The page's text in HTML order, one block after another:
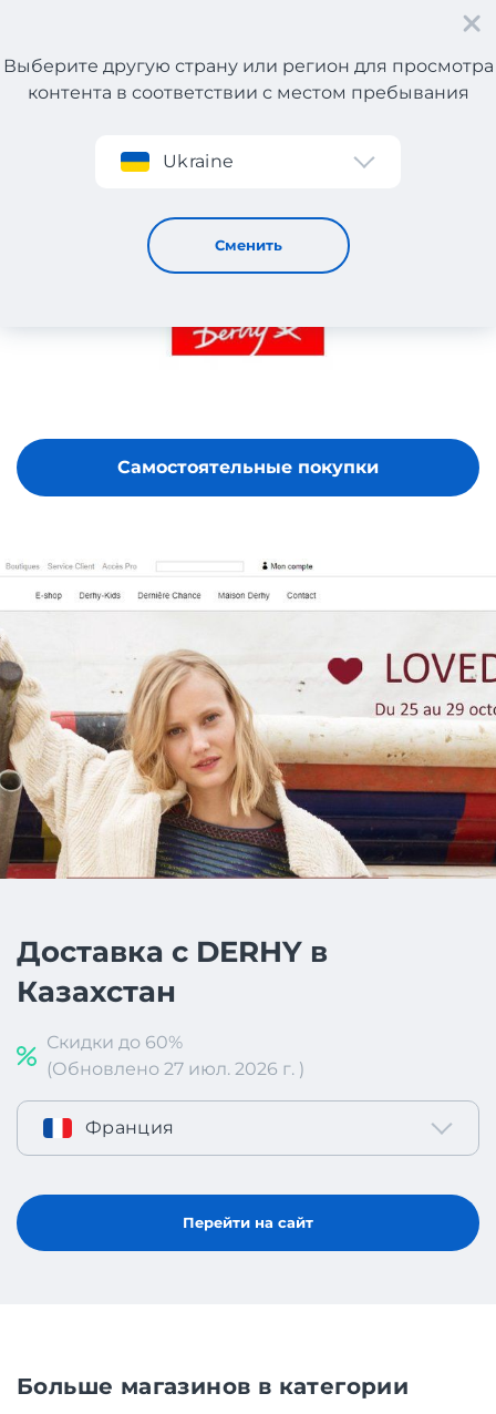
Регистрация
Выберите другую страну или регион для просмотра
контента в соответствии с местом пребывания
Ukraine
Сменить
DERHY
Самостоятельные покупки
Доставка с DERHY в
Казахстан
Скидки до 60%
(Обновлено 27 июл. 2026 г. )
Франция
Перейти на сайт
Больше магазинов в категории